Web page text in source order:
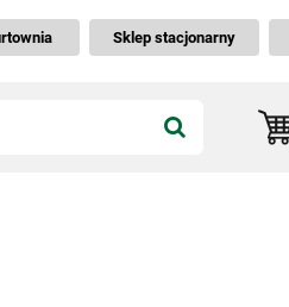
Sklep stacjonarny